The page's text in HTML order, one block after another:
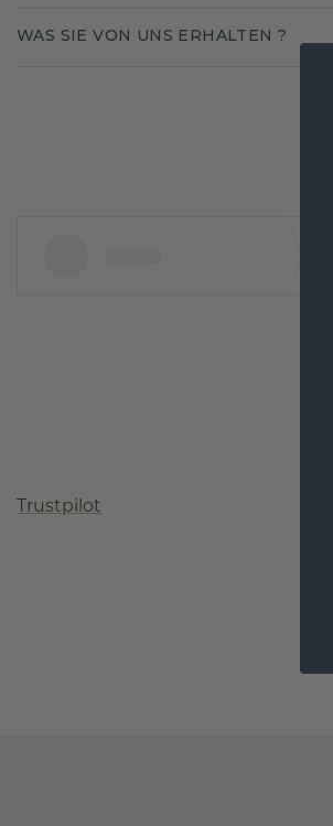
WAS SIE VON UNS ERHALTEN ?
Trustpilot